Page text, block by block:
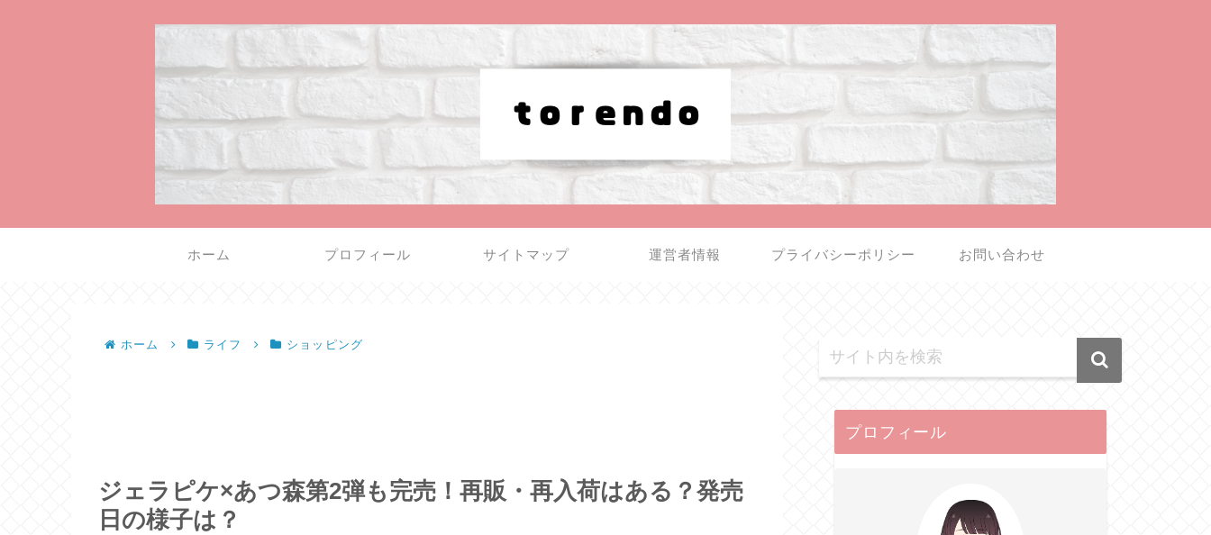
ホーム プロフィール サイトマップ 運営者情報 プライバシーポリシー お問い合わせ
ホーム ライフ ショッピング
ジェラピケ×あつ森第2弾も完売！再販・再入荷はある？発売
日の様子は？
プロフィール